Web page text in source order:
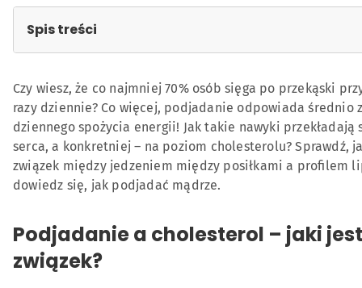
Spis treści
Podjadanie a masa ciała
Skład przekąsek a lipidogram
Czy wiesz, że Optima Cardio Active
Jak ograniczyć podjadanie? Sprawdzone sposoby
Co wybrać, gdy pojawia się ochota na przekąskę?
Źródła
Czy wiesz, że co najmniej 70% osób sięga po przekąski
razy dziennie? Co więcej, podjadanie odpowiada średnio
dziennego spożycia energii! Jak takie nawyki przekładają
serca, a konkretniej – na poziom cholesterolu? Sprawdź,
związek między jedzeniem między posiłkami a profilem
dowiedz się, jak podjadać mądrze.
Podjadanie a cholesterol – jaki jest
związek?